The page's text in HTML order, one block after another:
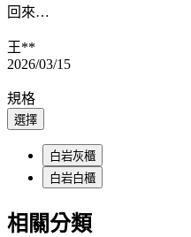
回來…
王**
2026/03/15
規格
選擇
白岩灰櫃
白岩白櫃
相關分類